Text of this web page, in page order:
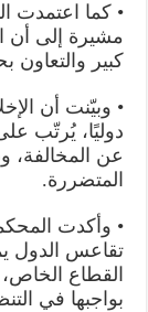
• كما اعتمدت
مشيرة إلى أن
كبير والتعاون
• وبيّنت أن
دوليًا، يُرتّب
عن المخالفة،
المتضررة.
• وأكدت
تقاعس الدول
القطاع
بواجبها في